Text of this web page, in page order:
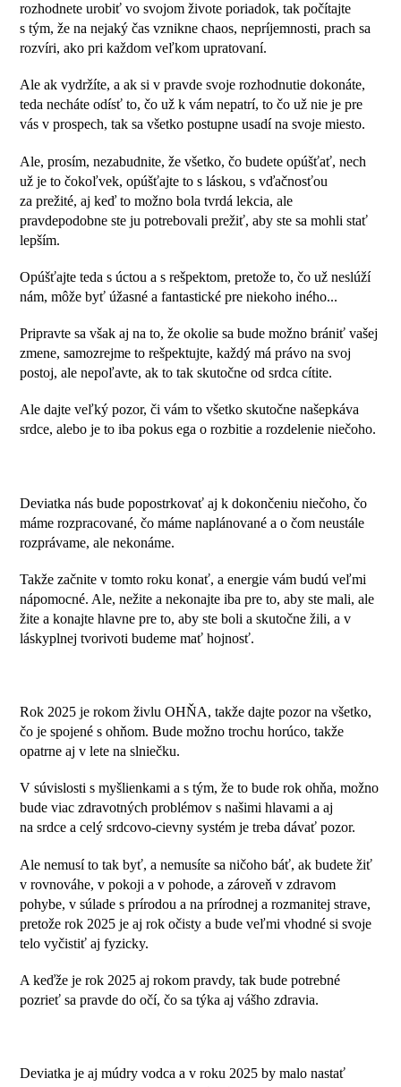
rozhodnete urobiť vo svojom živote poriadok, tak počítajte
s tým, že na nejaký čas vznikne chaos, nepríjemnosti, prach sa
rozvíri, ako pri každom veľkom upratovaní.
Ale ak vydržíte, a ak si v pravde svoje rozhodnutie dokonáte,
teda necháte odísť to, čo už k vám nepatrí, to čo už nie je pre
vás v prospech, tak sa všetko postupne usadí na svoje miesto.
Ale, prosím, nezabudnite, že všetko, čo budete opúšťať, nech
už je to čokoľvek, opúšťajte to s láskou, s vďačnosťou
za prežité, aj keď to možno bola tvrdá lekcia, ale
pravdepodobne ste ju potrebovali prežiť, aby ste sa mohli stať
lepším.
Opúšťajte teda s úctou a s rešpektom, pretože to, čo už neslúží
nám, môže byť úžasné a fantastické pre niekoho iného...
Pripravte sa však aj na to, že okolie sa bude možno brániť vašej
zmene, samozrejme to rešpektujte, každý má právo na svoj
postoj, ale nepoľavte, ak to tak skutočne od srdca cítite.
Ale dajte veľký pozor, či vám to všetko skutočne našepkáva
srdce, alebo je to iba pokus ega o rozbitie a rozdelenie niečoho.
Deviatka nás bude popostrkovať aj k dokončeniu niečoho, čo
máme rozpracované, čo máme naplánované a o čom neustále
rozprávame, ale nekonáme.
Takže začnite v tomto roku konať, a energie vám budú veľmi
nápomocné. Ale, nežite a nekonajte iba pre to, aby ste mali, ale
žite a konajte hlavne pre to, aby ste boli a skutočne žili, a v
láskyplnej tvorivoti budeme mať hojnosť.
Rok 2025 je rokom živlu OHŇA, takže dajte pozor na všetko,
čo je spojené s ohňom. Bude možno trochu horúco, takže
opatrne aj v lete na slniečku.
V súvislosti s myšlienkami a s tým, že to bude rok ohňa, možno
bude viac zdravotných problémov s našimi hlavami a aj
na srdce a celý srdcovo-cievny systém je treba dávať pozor.
Ale nemusí to tak byť, a nemusíte sa ničoho báť, ak budete žiť
v rovnováhe, v pokoji a v pohode, a zároveň v zdravom
pohybe, v súlade s prírodou a na prírodnej a rozmanitej strave,
pretože rok 2025 je aj rok očisty a bude veľmi vhodné si svoje
telo vyčistiť aj fyzicky.
A keďže je rok 2025 aj rokom pravdy, tak bude potrebné
pozrieť sa pravde do očí, čo sa týka aj vášho zdravia.
Deviatka je aj múdry vodca a v roku 2025 by malo nastať